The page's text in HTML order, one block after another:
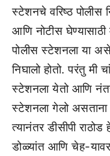
स्टेशनचे वरिष्ठ पोलीस
आणि नोटीस घेण्यासाठी
पोलीस स्टेशनला या
निघालो होतो. परंतु मी
स्टेशनला येतो आणि
स्टेशनला गेलो असताना
त्यानंतर डीसीपी
डोळ्यांत आणि चेह-